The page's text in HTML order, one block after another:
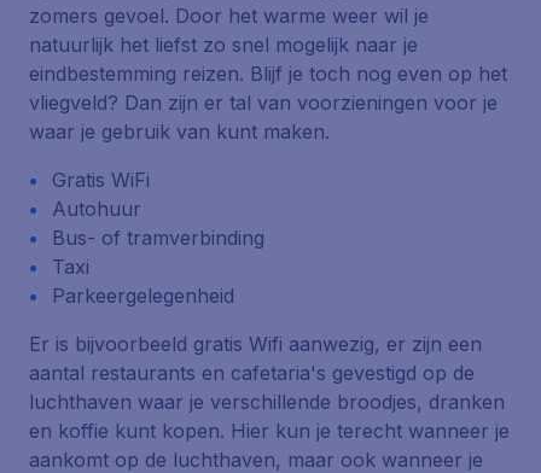
zomers gevoel. Door het warme weer wil je
natuurlijk het liefst zo snel mogelijk naar je
eindbestemming reizen. Blijf je toch nog even op het
vliegveld? Dan zijn er tal van voorzieningen voor je
waar je gebruik van kunt maken.
Gratis WiFi
Autohuur
Bus- of tramverbinding
Taxi
Parkeergelegenheid
Er is bijvoorbeeld gratis Wifi aanwezig, er zijn een
aantal restaurants en cafetaria's gevestigd op de
luchthaven waar je verschillende broodjes, dranken
en koffie kunt kopen. Hier kun je terecht wanneer je
aankomt op de luchthaven, maar ook wanneer je